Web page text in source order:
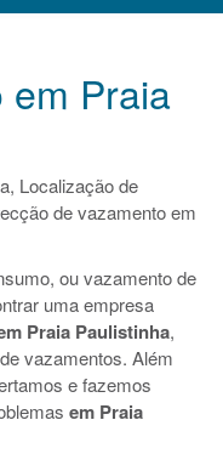
em Praia
Localização de
de vazamento em
ou vazamento de
uma empresa
Praia Paulistinha,
vazamentos. Além
e fazemos
em Praia